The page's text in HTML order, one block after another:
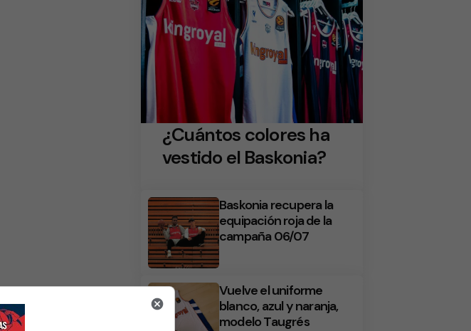
¿Cuántos colores ha
vestido el Baskonia?
Baskonia recupera la
equipación roja de la
campaña 06/07
Vuelve el uniforme
blanco, azul y naranja,
modelo Taugrés